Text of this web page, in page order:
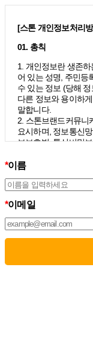
[스톤 개인정보처리
01. 총칙
1. 개인정보란 생존
어 있는 성명, 주민등
수 있는 정보 (당해
다른 정보와 용이하
말합니다.
2. 스톤브랜드커뮤니
요시하며, 정보통신
보보호법, 통신비밀
개인정보처리방침을
치가 취해지고 있는지
선을 위하여 개정하
리방침을 회사의 필
리고 개인정보처리
개정된 사항을 이용
02. 수집하는 개인정
*이름
*이메일